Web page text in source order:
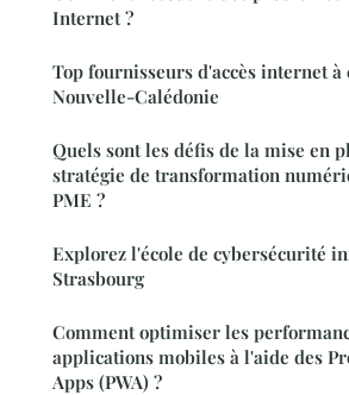
Internet ?
Top fournisseurs d'accès internet à
Nouvelle-Calédonie
Quels sont les défis de la mise en
stratégie de transformation
PME ?
Explorez l'école de cybersécurité
Strasbourg
Comment optimiser les
applications mobiles à l'aide des
Apps (PWA) ?